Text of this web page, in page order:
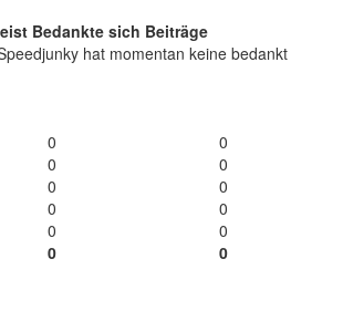
Bedankte sich Beiträge
hat momentan keine bedankt
0
0
0
0
0
0
0
0
0
0
0
0